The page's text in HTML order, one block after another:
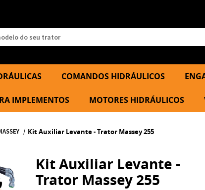
COMANDOS HIDRÁULICOS
IMPLEMENTOS MOTORES HIDRÁULICOS
Kit Auxiliar Levante - Trator Massey 255
Kit Auxiliar Levante -
Trator Massey 255